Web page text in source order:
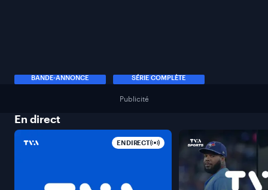
BANDE-ANNONCE SÉRIE COMPLÈTE
Publicité
En direct
EN DIRECT